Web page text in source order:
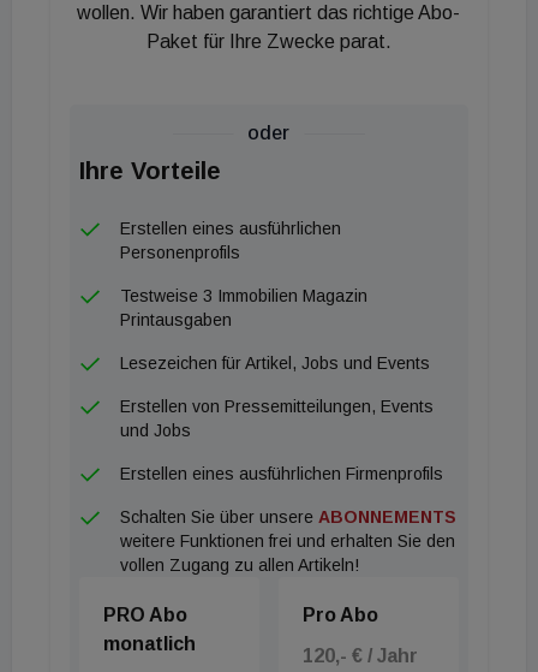
wollen. Wir haben garantiert das richtige Abo-
Paket für Ihre Zwecke parat.
oder
Ihre Vorteile
Erstellen eines ausführlichen
Personenprofils
Testweise 3 Immobilien Magazin
Printausgaben
Lesezeichen für Artikel, Jobs und Events
Erstellen von Pressemitteilungen, Events
und Jobs
Erstellen eines ausführlichen Firmenprofils
Schalten Sie über unsere ABONNEMENTS
weitere Funktionen frei und erhalten Sie den
vollen Zugang zu allen Artikeln!
PRO Abo
monatlich
Pro Abo
120,- € / Jahr